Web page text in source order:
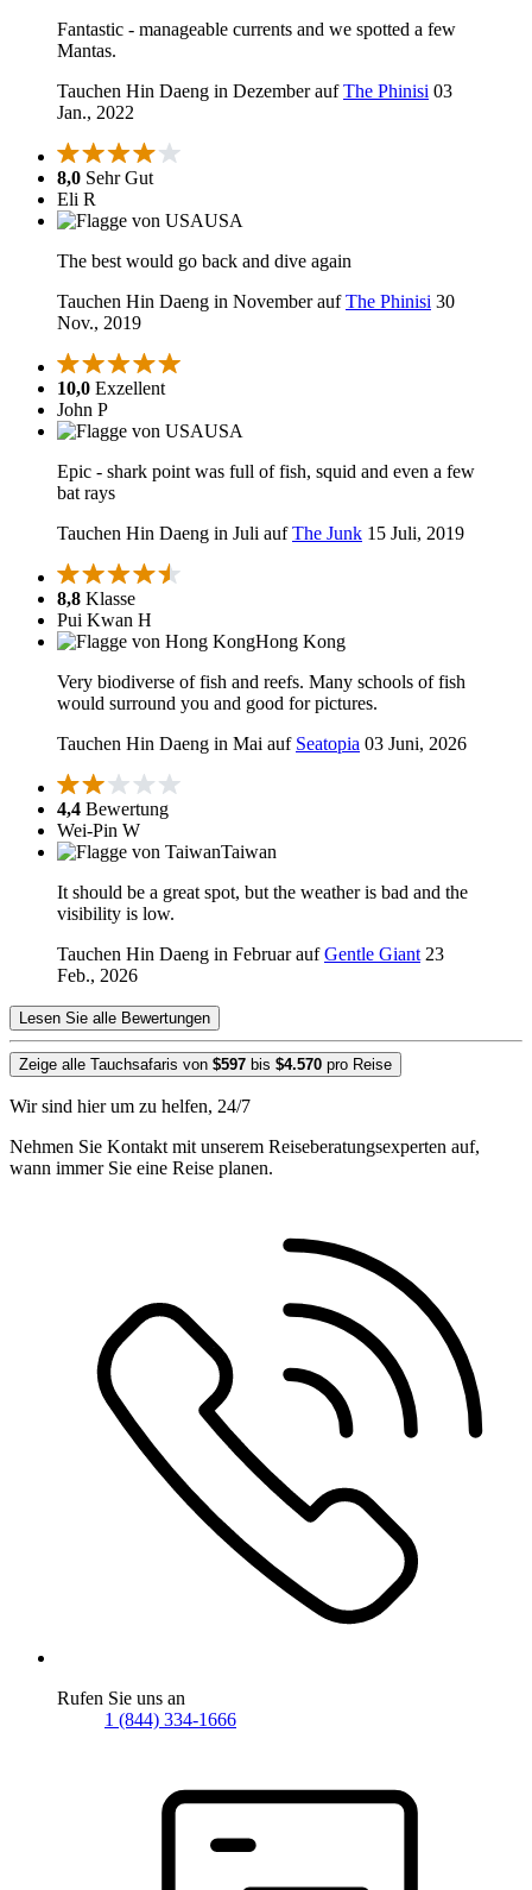
Fantastic - manageable currents and we spotted a few
Mantas.
Tauchen Hin Daeng in Dezember aufThe Phinisi 03
Jan., 2022
8,0 Sehr Gut
Eli R
USA
The best would go back and dive again
Tauchen Hin Daeng in November aufThe Phinisi 30
Nov., 2019
10,0 Exzellent
John P
USA
Epic - shark point was full of fish, squid and even a few
bat rays
Tauchen Hin Daeng in Juli aufThe Junk 15 Juli, 2019
8,8 Klasse
Pui Kwan H
Hong Kong
Very biodiverse of fish and reefs. Many schools of fish
would surround you and good for pictures.
Tauchen Hin Daeng in Mai auf Seatopia 03 Juni, 2026
4,4 Bewertung
Wei-Pin W
Taiwan
It should be a great spot, but the weather is bad and the
visibility is low.
Tauchen Hin Daeng in Februar aufGentle Giant 23
Feb., 2026
Lesen Sie alle Bewertungen
Zeige alle Tauchsafaris von $597 bis $4.570 pro Reise
Wir sind hier um zu helfen, 24/7
Nehmen Sie Kontakt mit unserem Reiseberatungsexperten auf,
wann immer Sie eine Reise planen.
Rufen Sie uns an
1 (844) 334-1666